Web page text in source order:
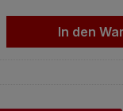
In den